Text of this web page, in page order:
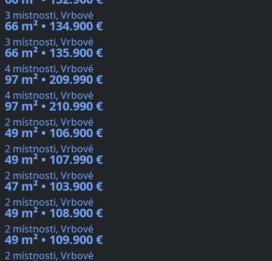
3 místnosti, Vrbové
66 m² • 134.900 €
3 místnosti, Vrbové
66 m² • 135.900 €
4 místnosti, Vrbové
97 m² • 209.990 €
4 místnosti, Vrbové
97 m² • 210.990 €
2 místnosti, Vrbové
49 m² • 106.900 €
2 místnosti, Vrbové
49 m² • 107.990 €
2 místnosti, Vrbové
47 m² • 103.900 €
2 místnosti, Vrbové
49 m² • 108.900 €
2 místnosti, Vrbové
49 m² • 109.900 €
2 místnosti, Vrbové